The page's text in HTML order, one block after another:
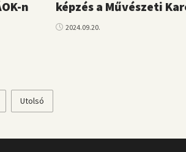
n
képzés a Művészeti
2024.09.20.
Utolsó
oldal
Utolsó